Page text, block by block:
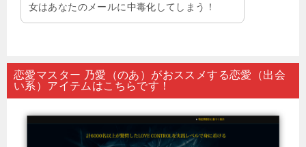
女はあなたのメールに中毒化してしまう！
恋愛マスター 乃愛（のあ）がおススメする恋愛（出会
い系）アイテムはこちらです！